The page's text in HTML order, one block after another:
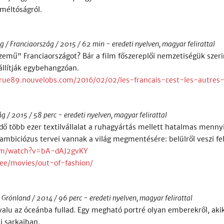
/ Franciaország / 2015 / 62 min - eredeti nyelven, magyar felirattal
Franciaországot? Bár a film főszereplői nemzetiségük
egybehangzóan.
2016/02/02/les-francais-cest-les-
/ 2015 / 58 perc - eredeti nyelven, magyar felirattal
több ezer textilvállalat a ruhagyártás mellett hatalmas
tervei vannak a világ megmentésére: belülről veszi
watch?v=bA-dAJ2gvKY
movies/out-of-fashion/
/ 2014 / 96 perc - eredeti nyelven, magyar felirattal
az óceánba fullad. Egy megható portré olyan emberekről,
sarkaiban.